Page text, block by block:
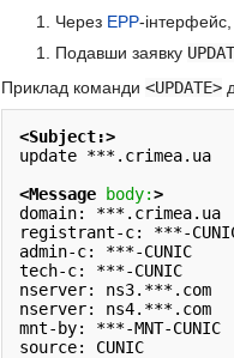
Через EPP-
Подавши заявку
Приклад команди <UPDATE>
<Subject:>
update ***.crimea.ua
<Message body:>
domain: ***.crimea.ua
registrant-c: ***-
admin-c: ***-CUNIC
tech-c: ***-CUNIC
nserver: ns3.***.com
nserver: ns4.***.com
mnt-by: ***-MNT-CUNIC
source: CUNIC